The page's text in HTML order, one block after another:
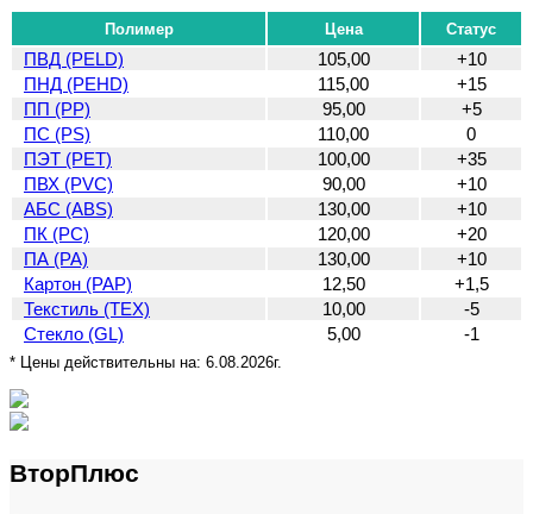
Полимер Цена Статус
ПВД (PELD) 105,00
+10
ПНД (PEHD)
115,00
+15
ПП (PP)
95,00
+5
ПС (PS)
110,00
0
ПЭТ (PET)
100,00
+35
ПВХ (PVC)
90,00
+10
АБС (ABS)
130,00
+10
ПК (PC)
120,00
+20
ПА (PA)
130,00
+10
Картон (PAP)
12,50
+1,5
Текстиль (TEX)
10,00
-5
Стекло (GL)
5,00 -1
* Цены действительны на: 6.08.2026г.
ВторПлюс